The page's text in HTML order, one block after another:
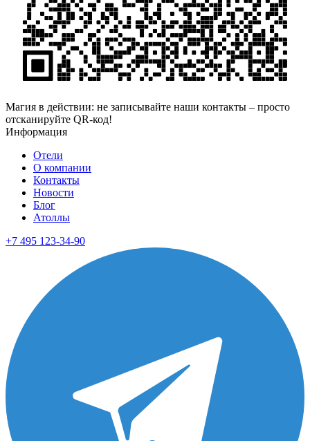
Магия в действии: не записывайте наши контакты – просто
отсканируйте QR-код!
Информация
Отели
О компании
Контакты
Новости
Блог
Атоллы
+7 495 123-34-90